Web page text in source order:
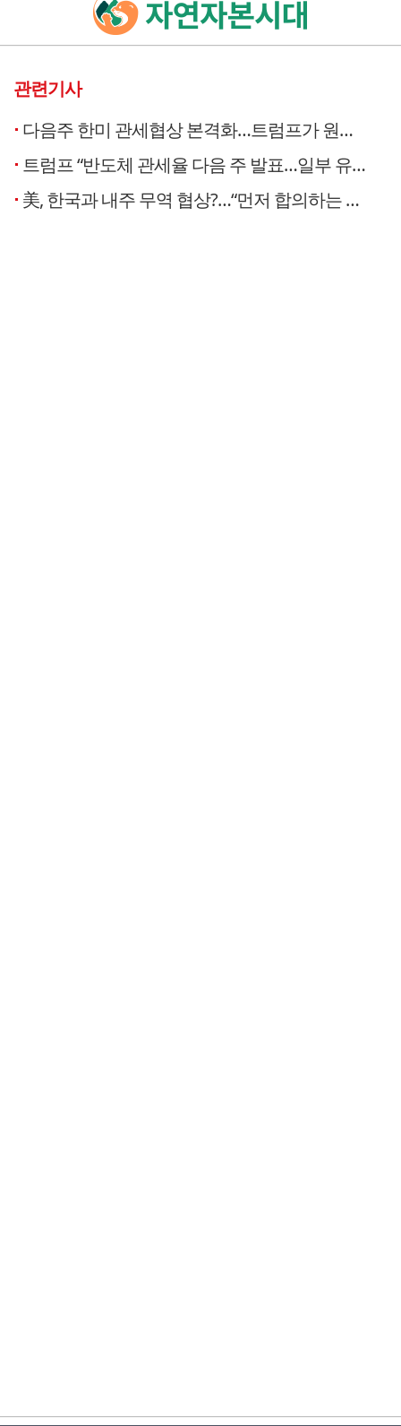
관련기사
다음주 한미 관세협상 본격화…트럼프가 원하는 ‘원스톱 쇼핑’ 나올까
트럼프 “반도체 관세율 다음 주 발표…일부 유연성 있을 것”
美, 한국과 내주 무역 협상?…“먼저 합의하는 국가가 유리”